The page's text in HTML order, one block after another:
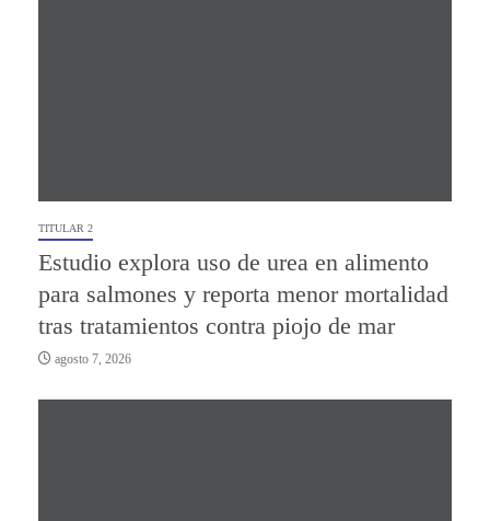
TITULAR 2
Estudio explora uso de urea en alimento
para salmones y reporta menor mortalidad
tras tratamientos contra piojo de mar
agosto 7, 2026